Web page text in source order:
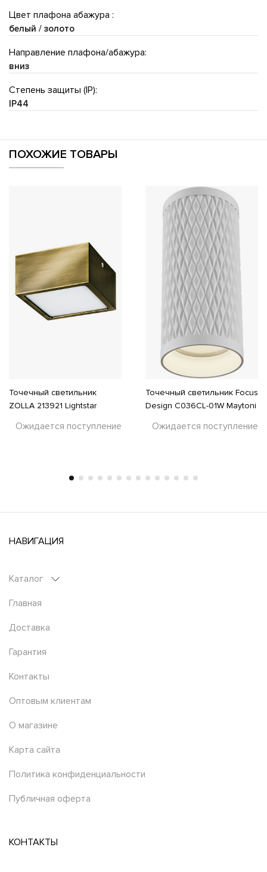
Цвет плафона абажура :
белый / золото
Направление плафона/абажура:
вниз
Степень защиты (IP):
IP44
ПОХОЖИЕ ТОВАРЫ
Точечный светильник
ZOLLA 213921 Lightstar
Ожидается поступление
Точечный светильник Focus
Design C036CL-01W Maytoni
Ожидается поступление
НАВИГАЦИЯ
Каталог
Главная
Доставка
Гарантия
Контакты
Оптовым клиентам
О магазине
Карта сайта
Политика конфиденциальности
Публичная оферта
КОНТАКТЫ